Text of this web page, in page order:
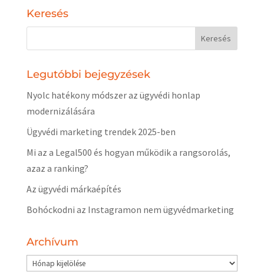
Keresés
Legutóbbi bejegyzések
Nyolc hatékony módszer az ügyvédi honlap
modernizálására
Ügyvédi marketing trendek 2025-ben
Mi az a Legal500 és hogyan működik a rangsorolás,
azaz a ranking?
Az ügyvédi márkaépítés
Bohóckodni az Instagramon nem ügyvédmarketing
Archívum
Archívum